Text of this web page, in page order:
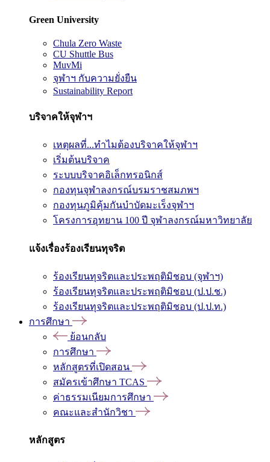
Green University
Chula Zero Waste
CU Shuttle Bus
MuvMi
จุฬาฯ กับความยั่งยืน
Sustainability Report
บริจาคให้จุฬาฯ
เหตุผลที่...ทำไมต้องบริจาคให้จุฬาฯ
เริ่มต้นบริจาค
ระบบบริจาคอิเล็กทรอนิกส์
กองทุนจุฬาลงกรณ์บรมราชสมภพฯ
กองทุนภูมิคุ้มกันบำบัดมะเร็งจุฬาฯ
โครงการอุทยาน 100 ปี จุฬาลงกรณ์มหาวิทยาลัย
แจ้งเรื่องร้องเรียนทุจริต
ร้องเรียนทุจริตและประพฤติมิชอบ (จุฬาฯ)
ร้องเรียนทุจริตและประพฤติมิชอบ (ป.ป.ช.)
ร้องเรียนทุจริตและประพฤติมิชอบ (ป.ป.ท.)
การศึกษา
ย้อนกลับ
การศึกษา
หลักสูตรที่เปิดสอน
สมัครเข้าศึกษา TCAS
ค่าธรรมเนียมการศึกษา
คณะและสำนักวิชา
หลักสูตร